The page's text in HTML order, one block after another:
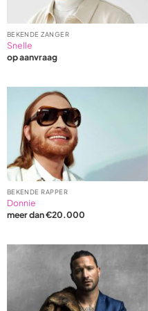
BEKENDE ZANGER
Snelle
op aanvraag
BEKENDE RAPPER
Donnie
meer dan €20.000